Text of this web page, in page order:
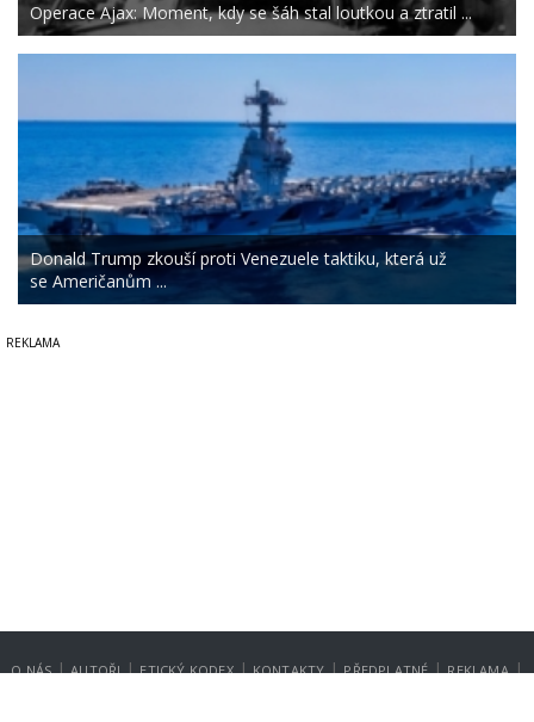
Operace Ajax: Moment, kdy se šáh stal loutkou a ztratil ...
Donald Trump zkouší proti Venezuele taktiku, která už
se Američanům ...
O NÁS | AUTOŘI | ETICKÝ KODEX | KONTAKTY | PŘEDPLATNÉ | REKLAMA |